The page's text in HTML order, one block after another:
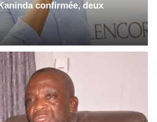
confirmée, deux